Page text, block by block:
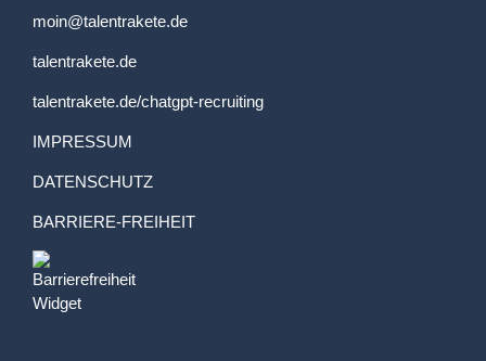
moin@talentrakete.de
talentrakete.de
talentrakete.de/chatgpt-recruiting
IMPRESSUM
DATENSCHUTZ
BARRIERE-FREIHEIT